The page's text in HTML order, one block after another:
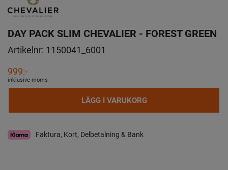
DAY PACK SLIM CHEVALIER - FOREST GREEN
Artikelnr: 1150041_6001
999:-
inklusive moms
LÄGG I VARUKORG
Faktura, Kort, Delbetalning & Bank